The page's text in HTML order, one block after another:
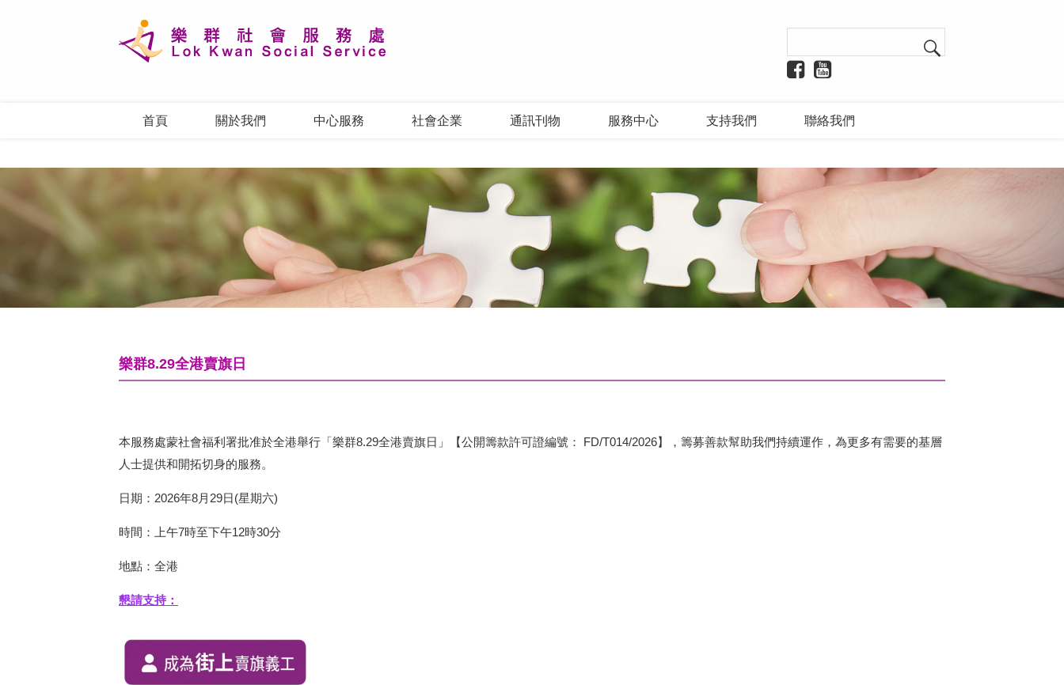
首頁 關於我們 中心服務 社會企業 通訊刊物 服務中心 支持我們 聯絡我們
樂群8.29全港賣旗日
本服務處蒙社會福利署批准於全港舉行「樂群8.29全港賣旗日」【公開籌款許可證編號： FD/T014/2026】，籌募善款幫助我們持續運作，為更多有需要的基層
人士提供和開拓切身的服務。
日期：2026年8月29日(星期六)
時間：上午7時至下午12時30分
地點：全港
懇請支持：